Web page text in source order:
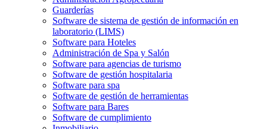
Guarderías
Software de sistema de gestión de información en
laboratorio (LIMS)
Software para Hoteles
Administración de Spa y Salón
Software para agencias de turismo
Software de gestión hospitalaria
Software para spa
Software de gestión de herramientas
Software para Bares
Software de cumplimiento